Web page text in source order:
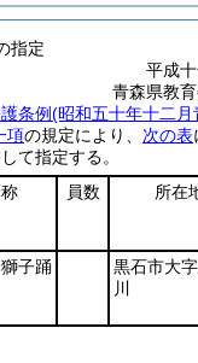
指定
平成
青森県教
条例(昭和五十年十二
項の規定により、 次の表
て指定する。
員数 所在
獅子踊
黒石市大
川